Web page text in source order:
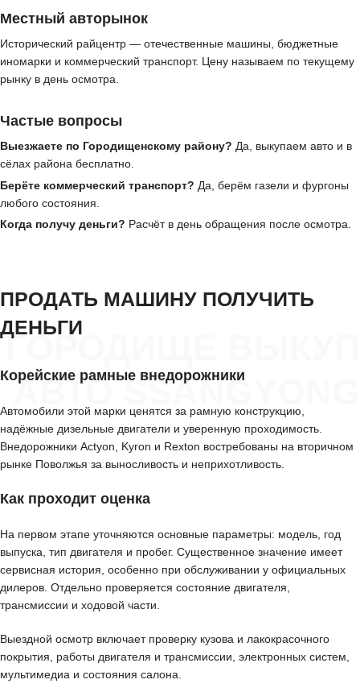
Местный авторынок
Исторический райцентр — отечественные машины, бюджетные
иномарки и коммерческий транспорт. Цену называем по текущему
рынку в день осмотра.
Частые вопросы
Выезжаете по Городищенскому району? Да, выкупаем авто и в
сёлах района бесплатно.
Берёте коммерческий транспорт? Да, берём газели и фургоны
любого состояния.
Когда получу деньги? Расчёт в день обращения после осмотра.
ГОРОДИЩЕ ВЫКУП
АВТО SSANGYONG
ПРОДАТЬ МАШИНУ ПОЛУЧИТЬ
ДЕНЬГИ
Корейские рамные внедорожники
Автомобили этой марки ценятся за рамную конструкцию,
надёжные дизельные двигатели и уверенную проходимость.
Внедорожники Actyon, Kyron и Rexton востребованы на вторичном
рынке Поволжья за выносливость и неприхотливость.
Как проходит оценка
На первом этапе уточняются основные параметры: модель, год
выпуска, тип двигателя и пробег. Существенное значение имеет
сервисная история, особенно при обслуживании у официальных
дилеров. Отдельно проверяется состояние двигателя,
трансмиссии и ходовой части.
Выездной осмотр включает проверку кузова и лакокрасочного
покрытия, работы двигателя и трансмиссии, электронных систем,
мультимедиа и состояния салона.